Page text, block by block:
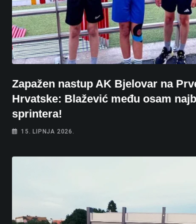
Zapažen nastup AK Bjelovar na
Hrvatske: Blažević među osam
sprintera!
15. LIPNJA 2026.